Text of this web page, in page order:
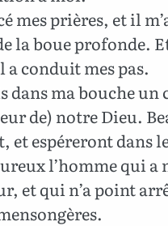
mes prières, et il
la boue profonde.
conduit mes pas.
dans ma bouche
de) notre Dieu.
et espéreront dans
l’homme qui a
et qui n’a point